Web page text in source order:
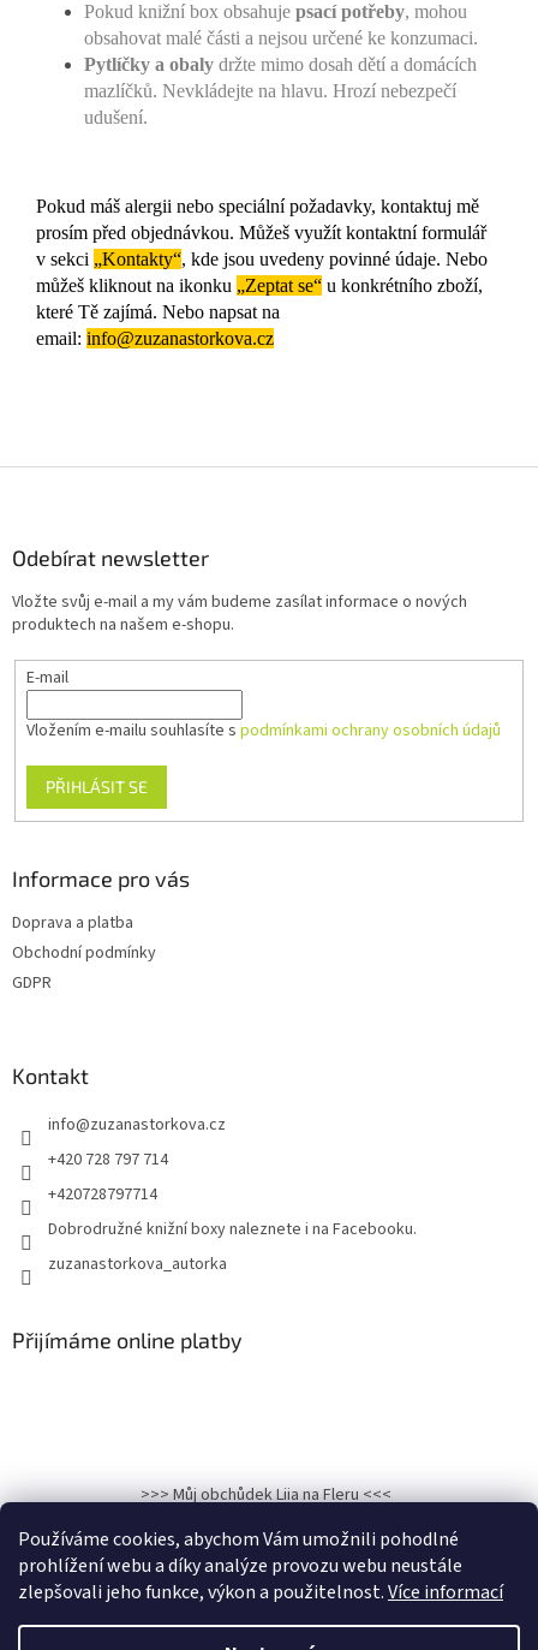
Používáme cookies, abychom Vám umožnili pohodlné
prohlížení webu a díky analýze provozu webu neustále
zlepšovali jeho funkce, výkon a použitelnost.Více informací
Pokud knižní box obsahuje psací potřeby, mohou
obsahovat malé části a nejsou určené ke konzumaci.
Pytlíčky a obaly držte mimo dosah dětí a domácích
mazlíčků. Nevkládejte na hlavu. Hrozí nebezpečí
udušení.
Pokud máš alergii nebo speciální požadavky, kontaktuj mě
prosím před objednávkou. Můžeš využít kontaktní formulář
v sekci „Kontakty“, kde jsou uvedeny povinné údaje. Nebo
můžeš kliknout na ikonku „Zeptat se“ u konkrétního zboží,
které Tě zajímá. Nebo napsat na
email: info@zuzanastorkova.cz
Odebírat newsletter
Vložte svůj e-mail a my vám budeme zasílat informace o nových
produktech na našem e-shopu.
E-mail
Vložením e-mailu souhlasíte s podmínkami ochrany osobních údajů
PŘIHLÁSIT SE
Informace pro vás
Doprava a platba
Obchodní podmínky
GDPR
Kontakt
info@zuzanastorkova.cz
+420 728 797 714
+420728797714
Dobrodružné knižní boxy naleznete i na Facebooku.
zuzanastorkova_autorka
Přijímáme online platby
>>> Můj obchůdek Liia na Fleru <<<